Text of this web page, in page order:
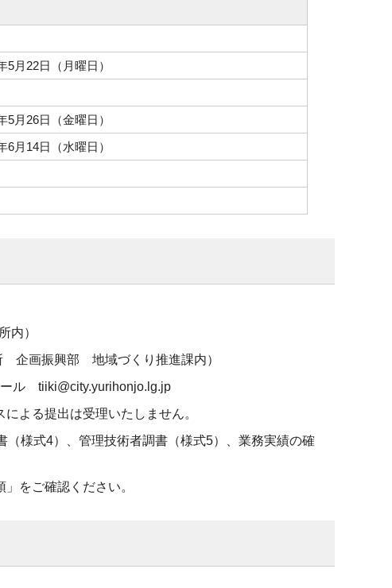
月22日（月曜日）
月26日（金曜日）
月14日（水曜日）
内）
企画振興部 地域づくり推進課内）
ル tiiki@city.yurihonjo.lg.jp
よる提出は受理いたしません。
様式4）、管理技術者調書（様式5）、業務実績の確
をご確認ください。